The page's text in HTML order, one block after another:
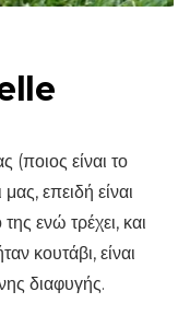
(ποιος είναι το
επειδή είναι
ενώ τρέχει, και
κουτάβι, είναι
διαφυγής.